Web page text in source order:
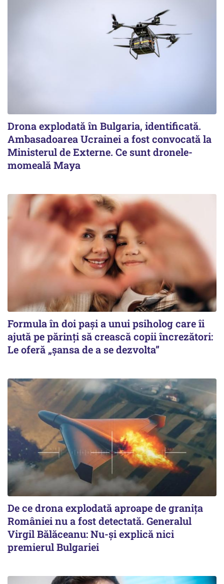
Drona explodată în Bulgaria, identificată.
Ambasadoarea Ucrainei a fost convocată la
Ministerul de Externe. Ce sunt dronele-
momeală Maya
Formula în doi pași a unui psiholog care îi
ajută pe părinți să crească copii încrezători:
Le oferă „șansa de a se dezvolta”
De ce drona explodată aproape de granița
României nu a fost detectată. Generalul
Virgil Bălăceanu: Nu-și explică nici
premierul Bulgariei